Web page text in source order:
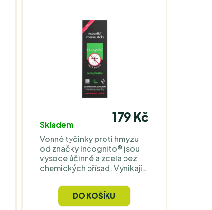
Skladem
179 Kč
Vonné tyčinky proti hmyzu
od značky Incognito® jsou
vysoce účinné a zcela bez
chemických přísad. Vynikají
nejenže osvěží a zpříjemní
atmosféru každé místnosti,
ale také odrazuje hmyz.
DO KOŠÍKU